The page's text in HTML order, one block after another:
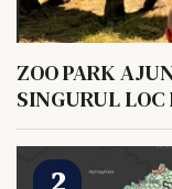
ZOO PARK
SINGURUL LOC
HRANI UN